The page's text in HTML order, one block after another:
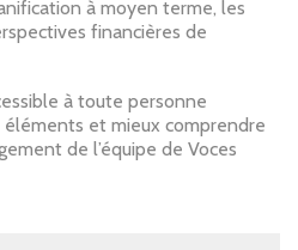
à moyen terme, les
financières de
à toute personne
et mieux comprendre
de l’équipe de Voces